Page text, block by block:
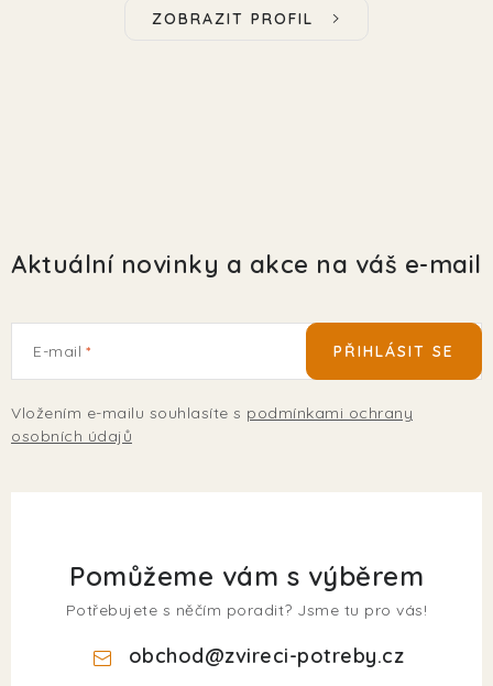
ZOBRAZIT PROFIL
Aktuální novinky a akce na váš e-mail
E-mail
Vložením e-mailu souhlasíte s podmínkami ochrany
osobních údajů
PŘIHLÁSIT SE
Pomůžeme vám s výběrem
Potřebujete s něčím poradit? Jsme tu pro vás!
obchod@zvireci-potreby.cz